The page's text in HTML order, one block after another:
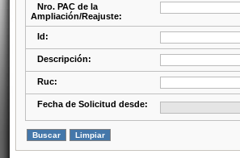
Nro. PAC de la
Ampliación/Reajuste:
Id:
Descripción:
Ruc:
Fecha de Solicitud desde: